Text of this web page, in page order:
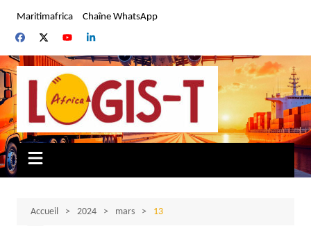
contenu
Maritimafrica Chaîne WhatsApp
Accueil 2024 mars 13